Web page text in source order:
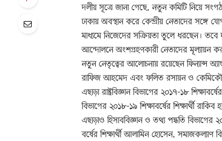
দলীয় সূত্রে জানা গেছে, নতুন কমিটি নিয়ে
ঢাকায় অবস্থান করে কেন্দ্রীয় নেতাদের
মাধ্যমে নিজেদের সক্রিয়তা তুলে ধরছেন। তবে
আন্দোলনে অংশগ্রহণকারী নেতাদের মূল্যায়ন
নতুন নেতৃত্বের আলোচনায় রয়েছেন ফিন্যান্স
রাফিজ আহমেদ এবং ফলিত রসায়ন ও কেমিকৌশল
এছাড়া রাষ্ট্রবিজ্ঞান বিভাগের ২০১৭-১৮
বিভাগের ২০১৮-১৯ শিক্ষাবর্ষের শিক্ষার্থী
এছাড়াও হিসাববিজ্ঞান ও তথ্য পদ্ধতি বিভাগের
বর্ষের শিক্ষার্থী আলামিন হোসেন, সমাজকল্যাণ